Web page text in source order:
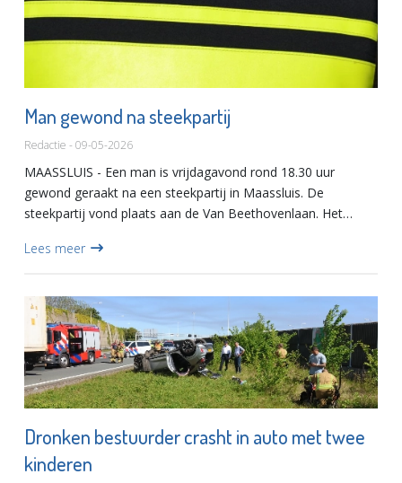
Man gewond na steekpartij
Redactie - 09-05-2026
MAASSLUIS - Een man is vrijdagavond rond 18.30 uur
gewond geraakt na een steekpartij in Maassluis. De
steekpartij vond plaats aan de Van Beethovenlaan. Het
Elektraweg te zijn. De...
Lees meer
Dronken bestuurder crasht in auto met twee
kinderen